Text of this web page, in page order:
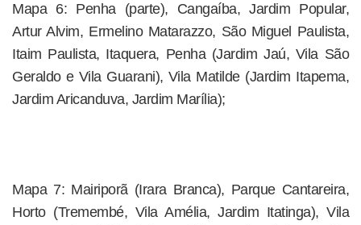
Mapa 6: Penha (parte), Cangaíba, Jardim Popular,
Artur Alvim, Ermelino Matarazzo, São Miguel Paulista,
Itaim Paulista, Itaquera, Penha (Jardim Jaú, Vila São
Geraldo e Vila Guarani), Vila Matilde (Jardim Itapema,
Jardim Aricanduva, Jardim Marília);
Mapa 7: Mairiporã (Irara Branca), Parque Cantareira,
Horto (Tremembé, Vila Amélia, Jardim Itatinga), Vila